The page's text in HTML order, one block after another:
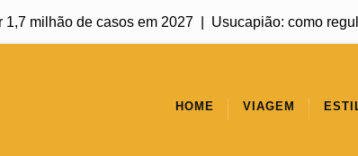
de casos em 2027 | Usucapião: como regularizar
HOME VIAGEM